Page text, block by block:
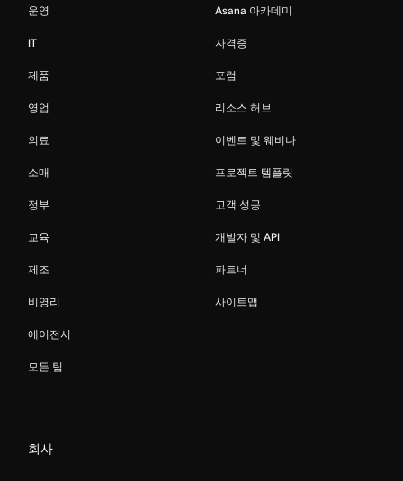
운영
IT
제품
영업
의료
소매
정부
교육
제조
비영리
에이전시
모든 팀
Asana 아카데미
자격증
포럼
리소스 허브
이벤트 및 웨비나
프로젝트 템플릿
고객 성공
개발자 및 API
파트너
사이트맵
회사